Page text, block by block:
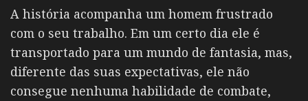
A história acompanha um homem frustrado
com o seu trabalho. Em um certo dia ele é
transportado para um mundo de fantasia, mas,
diferente das suas expectativas, ele não
consegue nenhuma habilidade de combate,